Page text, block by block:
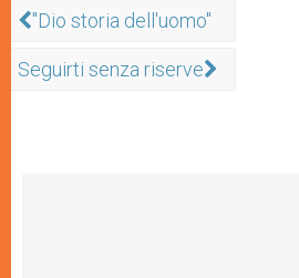
"Dio storia dell'uomo"
Seguirti senza riserve